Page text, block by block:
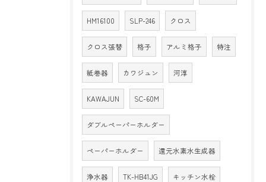
HM16100 SLP-246 クロス
クロス張替 格子 アルミ格子 特注
紙巻器 カワジュン 河淳
KAWAJUN SC-60M
ダブルペーパーホルダー
ペーパーホルダー 還元水素水生成器
浄水器 TK-HB41JG キッチン水栓